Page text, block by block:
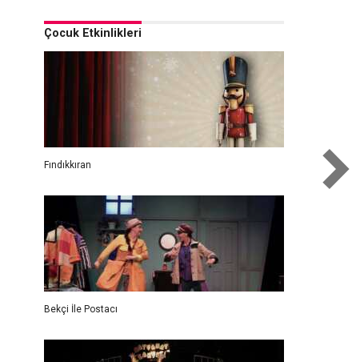
Çocuk Etkinlikleri
Fındıkkıran
Bekçi İle Postacı